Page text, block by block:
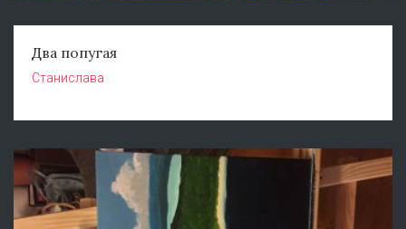
Два попугая
Станислава